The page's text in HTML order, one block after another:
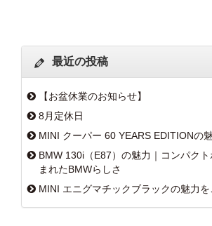
最近の投稿
【お盆休業のお知らせ】
8月定休日
MINI クーパー 60 YEARS EDITIONの
BMW 130i（E87）の魅力｜コンパク
まれたBMWらしさ
MINI エニグマチックブラックの魅力